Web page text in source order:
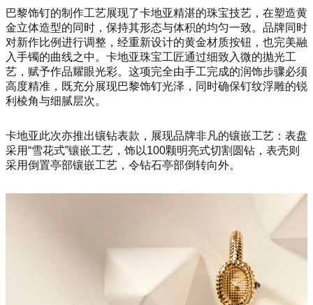
巴黎饰钉的制作工艺展现了卡地亚精湛的珠宝技艺，在塑造黄
金立体造型的同时，保持其形态与体积的均匀一致。品牌同时
对新作比例进行调整，经重新设计的黄金材质按钮，也完美融
入手镯的曲线之中。卡地亚珠宝工匠通过细致入微的抛光工
艺，赋予作品耀眼光彩。这项完全由手工完成的润饰步骤必须
高度精准，既充分展现巴黎饰钉光泽，同时确保钉纹浮雕的锐
利棱角与细腻层次。
卡地亚此次亦推出镶钻表款，展现品牌非凡的镶嵌工艺：表盘
采用“雪花式”镶嵌工艺，饰以100颗明亮式切割圆钻，表壳则
采用倒置亭部镶嵌工艺，令钻石亭部倒转向外。